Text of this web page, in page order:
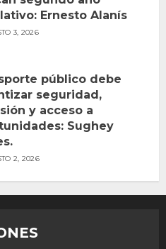
Ernesto Alanís
3, 2026
público debe
seguridad,
y acceso a
Sughey
2, 2026